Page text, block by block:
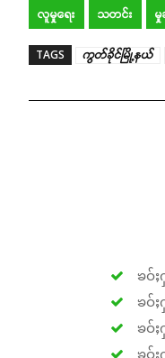
လူမှုရေး သတင်း မှု
TAGS ကွတ်ခိုင်မြို့နယ်
ၶဝ်
ၶဝ်
ၶဝ်
ၶဝ်